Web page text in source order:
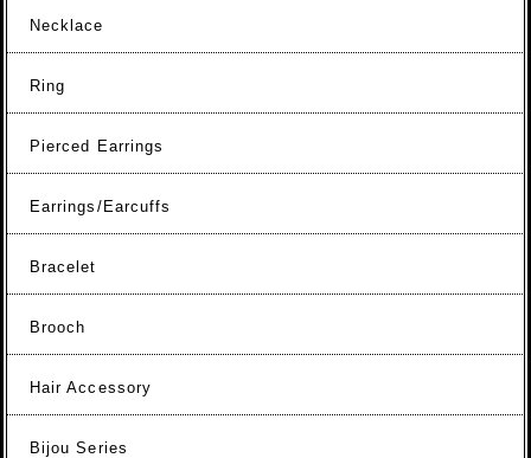
Necklace
Ring
Pierced Earrings
Earrings/Earcuffs
Bracelet
Brooch
Hair Accessory
Bijou Series